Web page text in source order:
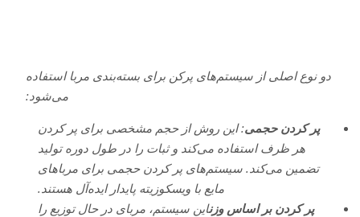
دو نوع اصلی از سیستم‌های پرکن برای بسته‌بندی مربا استفاده
می‌شود:
پر کردن حجمی: این روش از حجم مشخصی برای پر کردن
هر ظرف استفاده می‌کند و ثبات را در طول دوره تولید
تضمین می‌کند. سیستم‌های پر کردن حجمی برای مرباهای
مایع با ویسکوزیته پایدار ایده‌آل هستند.
پر کردن بر اساس وزناین سیستم، مربای در حال توزیع را